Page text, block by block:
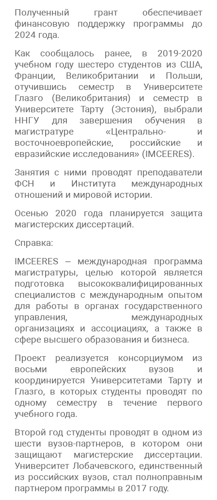
Полученный грант обеспечивает
финансовую поддержку программы до
2024 года.
Как сообщалось ранее, в 2019-2020
учебном году шестеро студентов из США,
Франции, Великобритании и Польши,
отучившись семестр в Университете
Глазго (Великобритания) и семестр в
Университете Тарту (Эстония), выбрали
ННГУ для завершения обучения в
магистратуре «Центрально- и
восточноевропейские, российские и
евразийские исследования» (IMCEERES).
Занятия с ними проводят преподаватели
ФСН и Института международных
отношений и мировой истории.
Осенью 2020 года планируется защита
магистерских диссертаций.
Справка:
IMCEERES – международная программа
магистратуры, целью которой является
подготовка высококвалифицированных
специалистов с международным опытом
для работы в органах государственного
управления, международных
организациях и ассоциациях, а также в
сфере высшего образования и бизнеса.
Проект реализуется консорциумом из
восьми европейских вузов и
координируется Университетами Тарту и
Глазго, в которых студенты проводят по
одному семестру в течение первого
учебного года.
Второй год студенты проводят в одном из
шести вузов-партнеров, в котором они
защищают магистерские диссертации.
Университет Лобачевского, единственный
из российских вузов, стал полноправным
партнером программы в 2017 году.